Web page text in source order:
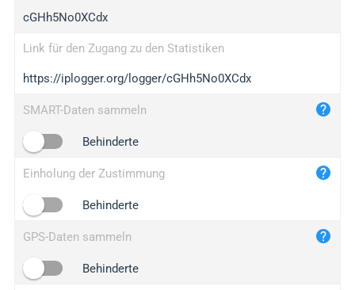
ed.tc
bc.ax
iplogger.com
maper.info
2no.co
yip.su
iplogger.info
cGHh5No0XCdx
Link für den Zugang zu den Statistiken
https://iplogger.org/logger/cGHh5No0XCdx
SMART-Daten sammeln
Behinderte
Einholung der Zustimmung
Behinderte
GPS-Daten sammeln
Behinderte